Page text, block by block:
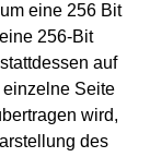
eine 256 Bit
256-Bit
auf
einzelne Seite
wird,
des